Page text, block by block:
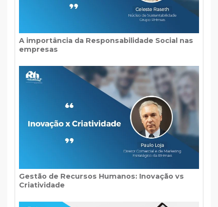
A importância da Responsabilidade Social nas
empresas
Gestão de Recursos Humanos: Inovação vs
Criatividade